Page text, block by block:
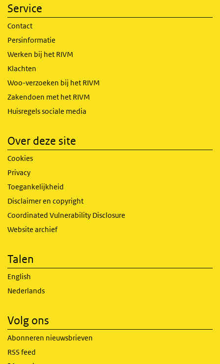
Service
Contact
Persinformatie
Werken bij het RIVM
Klachten
Woo-verzoeken bij het RIVM
Zakendoen met het RIVM
Huisregels sociale media
Over deze site
Cookies
Privacy
Toegankelijkheid
Disclaimer en copyright
Coordinated Vulnerability Disclosure
Website archief
Talen
English
Nederlands
Volg ons
Abonneren nieuwsbrieven
RSS feed